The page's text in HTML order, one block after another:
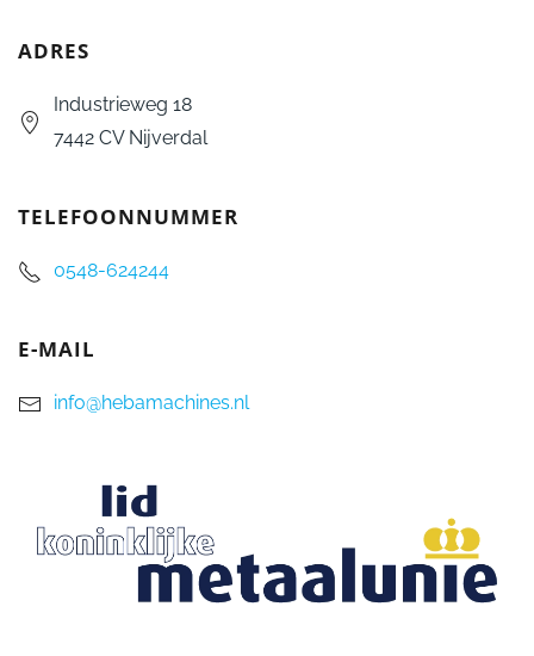
ADRES
Industrieweg 18
7442 CV Nijverdal
TELEFOONNUMMER
0548-624244
E-MAIL
info@hebamachines.nl